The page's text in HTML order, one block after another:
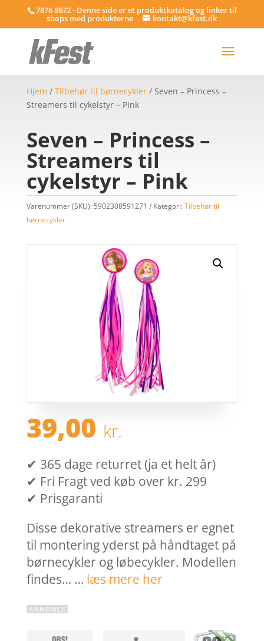
7876 8672 - Denne side er et produktkatalog og linker til
shops med produkterne kontakt@kfest.dk
Hjem / Tilbehør til børnecykler/ Seven – Princess –
Streamers til cykelstyr – Pink
Seven – Princess –
Streamers til
cykelstyr – Pink
Varenummer (SKU): 5902308591271 Kategori:Tilbehør til
børnecykler
39,00 kr.
✔ 365 dage returret (ja et helt år)
✔ Fri Fragt ved køb over kr. 299
✔ Prisgaranti
Disse dekorative streamers er egnet
til montering yderst på håndtaget på
børnecykler og løbecykler. Modellen
findes… … læs mere her